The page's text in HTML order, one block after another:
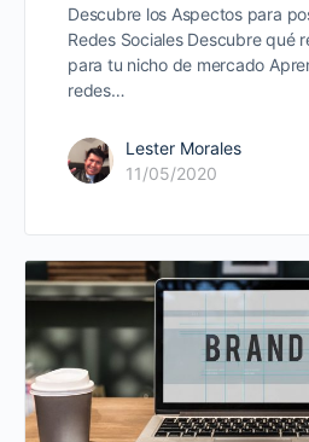
Descubre los Aspectos para
Redes Sociales Descubre qué
para tu nicho de mercado
redes…
Lester Morales
11/05/2020